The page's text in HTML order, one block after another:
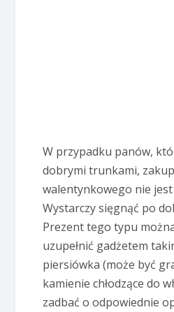
W przypadku panów,
dobrymi trunkami,
walentynkowego nie
Wystarczy sięgnąć po
Prezent tego typu
uzupełnić gadżetem
piersiówka (może być
kamienie chłodzące do
zadbać o odpowiednie